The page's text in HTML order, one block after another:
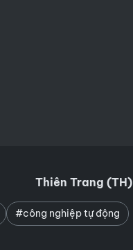
Thiên Trang (TH)
#công nghiệp tự động